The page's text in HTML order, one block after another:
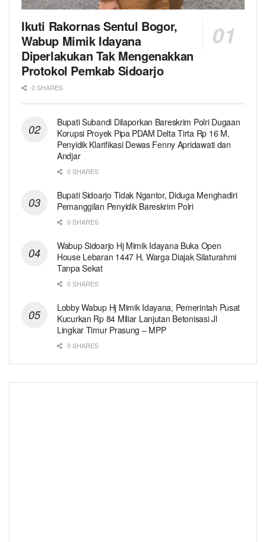
Ikuti Rakornas Sentul Bogor,
Wabup Mimik Idayana
Diperlakukan Tak Mengenakkan
Protokol Pemkab Sidoarjo
0 SHARES
Bupati Subandi Dilaporkan Bareskrim Polri Dugaan
Korupsi Proyek Pipa PDAM Delta Tirta Rp 16 M,
Penyidik Klarifikasi Dewas Fenny Apridawati dan
Andjar
0 SHARES
Bupati Sidoarjo Tidak Ngantor, Diduga Menghadiri
Pemanggilan Penyidik Bareskrim Polri
0 SHARES
Wabup Sidoarjo Hj Mimik Idayana Buka Open
House Lebaran 1447 H, Warga Diajak Silaturahmi
Tanpa Sekat
0 SHARES
Lobby Wabup Hj Mimik Idayana, Pemerintah Pusat
Kucurkan Rp 84 Miliar Lanjutan Betonisasi Jl
Lingkar Timur Prasung – MPP
0 SHARES